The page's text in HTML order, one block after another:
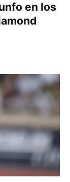
en los